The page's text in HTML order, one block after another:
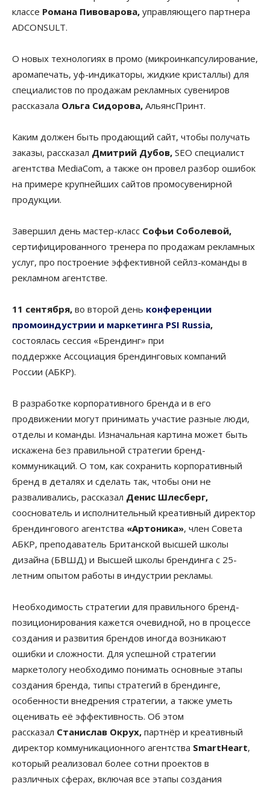
классе Романа Пивоварова, управляющего партнера
ADCONSULT.
О новых технологиях в промо (микроинкапсулирование,
аромапечать, уф-индикаторы, жидкие кристаллы) для
специалистов по продажам рекламных сувениров
рассказала Ольга Сидорова, АльянсПринт.
Каким должен быть продающий сайт, чтобы получать
заказы, рассказал Дмитрий Дубов, SEO специалист
агентства MediaCom, а также он провел разбор ошибок
на примере крупнейших сайтов промосувенирной
продукции.
Завершил день мастер-класс Софьи Соболевой,
сертифицированного тренера по продажам рекламных
услуг, про построение эффективной сейлз-команды в
рекламном агентстве.
11 сентября, во второй день конференции
промоиндустрии и маркетинга PSI Russia,
состоялась сессия «Брендинг» при
поддержке Ассоциация брендинговых компаний
России (АБКР).
В разработке корпоративного бренда и в его
продвижении могут принимать участие разные люди,
отделы и команды. Изначальная картина может быть
искажена без правильной стратегии бренд-
коммуникаций. О том, как сохранить корпоративный
бренд в деталях и сделать так, чтобы они не
разваливались, рассказал Денис Шлесберг,
сооснователь и исполнительный креативный директор
брендингового агентства «Артоника», член Совета
АБКР, преподаватель Британской высшей школы
дизайна (БВШД) и Высшей школы брендинга с 25-
летним опытом работы в индустрии рекламы.
Необходимость стратегии для правильного бренд-
позиционирования кажется очевидной, но в процессе
создания и развития брендов иногда возникают
ошибки и сложности. Для успешной стратегии
маркетологу необходимо понимать основные этапы
создания бренда, типы стратегий в брендинге,
особенности внедрения стратегии, а также уметь
оценивать её эффективность. Об этом
рассказал Станислав Окрух, партнёр и креативный
директор коммуникационного агентства SmartHeart,
который реализовал более сотни проектов в
различных сферах, включая все этапы создания